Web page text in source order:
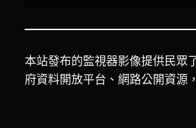
本站發布的監視器影像提供民眾
府資料開放平台、網路公開資源